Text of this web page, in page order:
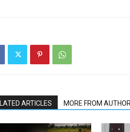
ARTICLES MORE FROM AUTHOR